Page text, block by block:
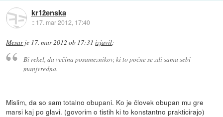
kr1ženska
:: 17. mar 2012, 17:40
Mesarje 17. mar 2012 ob 17:31 izjavil:
Bi rekel, da večina posameznikov, ki to počne se zdi sama sebi
manjvredna.
Mislim, da so sam totalno obupani. Ko je človek obupan mu gre
marsi kaj po glavi. (govorim o tistih ki to konstantno prakticirajo)